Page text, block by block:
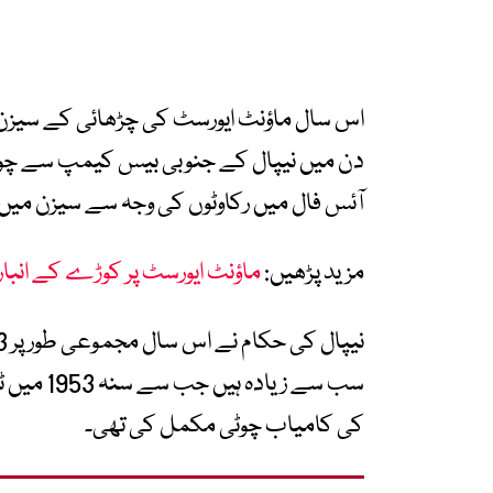
دن میں نیپال کے جنوبی بیس کیمپ سے
آئس فال میں رکاوٹوں کی وجہ سے سیزن میں
مزید پڑھیں:ماؤنٹ ایورسٹ پر کوڑے کے انبار، نیپال
سب سے
کی کامیاب چوٹی مکمل کی تھی۔